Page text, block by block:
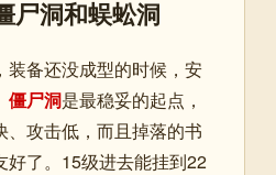
尸洞和蜈蚣洞
装备还没成型的时候，安
僵尸洞是最稳妥的起点，
、攻击低，而且掉落的书
好了。15级进去能挂到22